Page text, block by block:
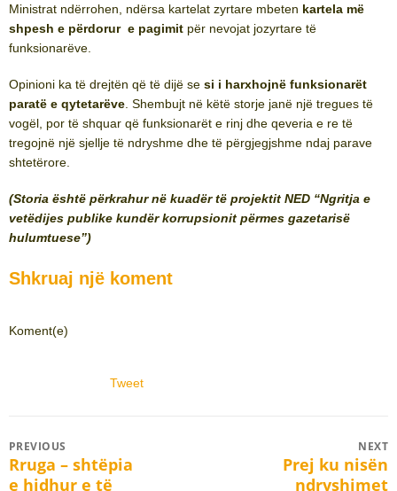
Ministrat ndërrohen, ndërsa kartelat zyrtare mbeten kartela më
shpesh e përdorur e pagimit për nevojat jozyrtare të
funksionarëve.
Opinioni ka të drejtën që të dijë se si i harxhojnë funksionarët
paratë e qytetarëve . Shembujt në këtë storje janë një tregues të
vogël, por të shquar që funksionarët e rinj dhe qeveria e re të
tregojnë një sjellje të ndryshme dhe të përgjegjshme ndaj parave
shtetërore.
(Storia është përkrahur në kuadër të projektit NED “Ngritja e
vetëdijes publike kundër korrupsionit përmes gazetarisë
hulumtuese”)
Shkruaj një koment
Koment(e)
Tweet
Post
navigation
PREVIOUS
Previous
post:
Rruga – shtëpia
e hidhur e të
NEXT
Prej ku nisën
ndryshimet